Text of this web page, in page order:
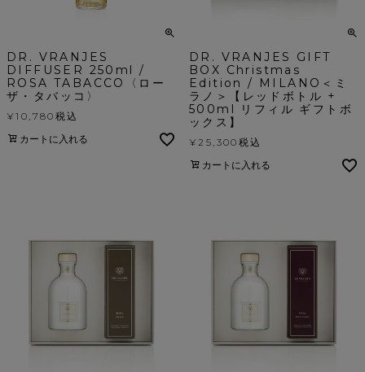
DR. VRANJES
DIFFUSER 250ml /
ROSA TABACCO〈ロー
ザ・タバッコ〉
¥10,780 税込
カートに入れる
DR. VRANJES GIFT
BOX Christmas
Edition / MILANO＜ミ
ラノ＞【レッドボトル +
500ml リフィル ギフトボ
ックス】
¥ 25,300 税込
カートに入れる